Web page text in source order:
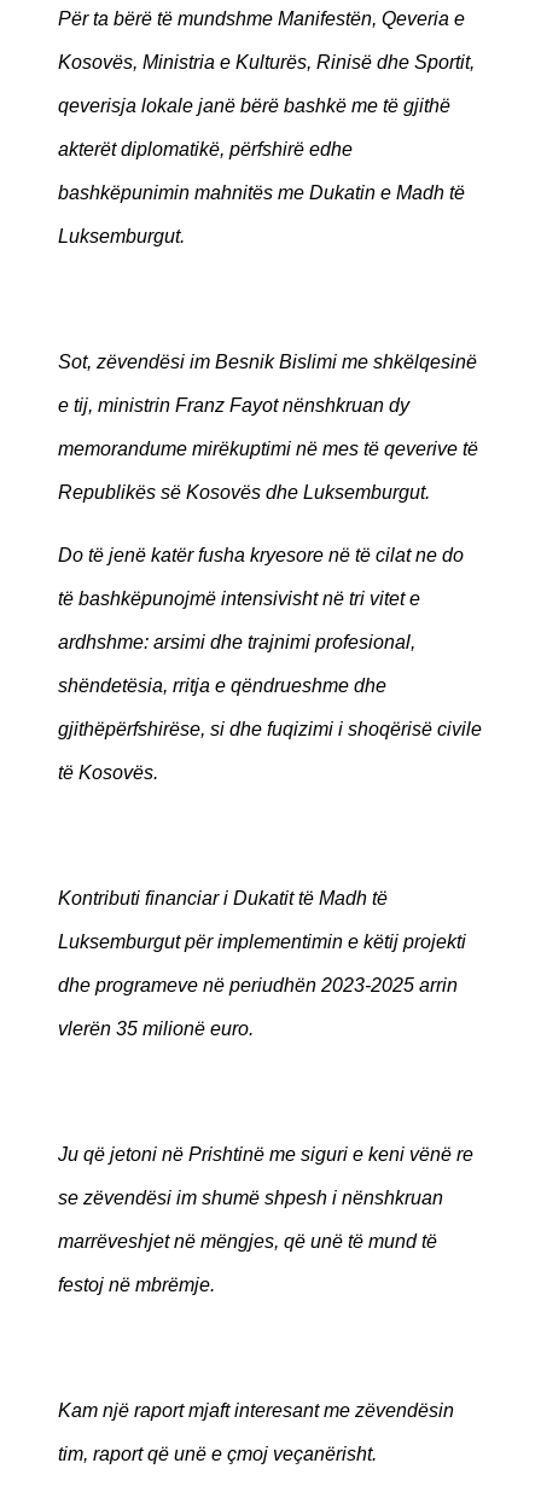
Për ta bërë të mundshme Manifestën, Qeveria e
Kosovës, Ministria e Kulturës, Rinisë dhe Sportit,
qeverisja lokale janë bërë bashkë me të gjithë
akterët diplomatikë, përfshirë edhe
bashkëpunimin mahnitës me Dukatin e Madh të
Luksemburgut.
Sot, zëvendësi im Besnik Bislimi me shkëlqesinë
e tij, ministrin Franz Fayot nënshkruan dy
memorandume mirëkuptimi në mes të qeverive të
Republikës së Kosovës dhe Luksemburgut.
Do të jenë katër fusha kryesore në të cilat ne do
të bashkëpunojmë intensivisht në tri vitet e
ardhshme: arsimi dhe trajnimi profesional,
shëndetësia, rritja e qëndrueshme dhe
gjithëpërfshirëse, si dhe fuqizimi i shoqërisë civile
të Kosovës.
Kontributi financiar i Dukatit të Madh të
Luksemburgut për implementimin e këtij projekti
dhe programeve në periudhën 2023-2025 arrin
vlerën 35 milionë euro.
Ju që jetoni në Prishtinë me siguri e keni vënë re
se zëvendësi im shumë shpesh i nënshkruan
marrëveshjet në mëngjes, që unë të mund të
festoj në mbrëmje.
Kam një raport mjaft interesant me zëvendësin
tim, raport që unë e çmoj veçanërisht.